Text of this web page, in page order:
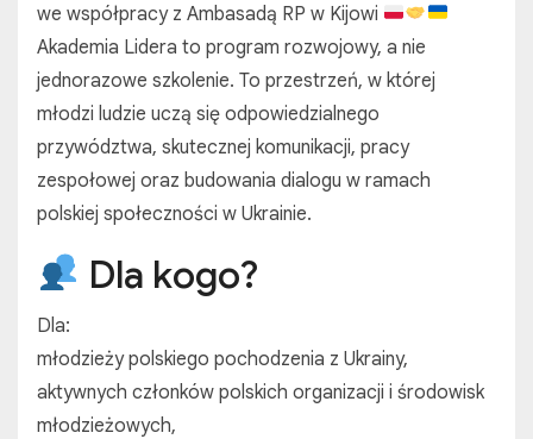
we współpracy z Ambasadą RP w Kijowi
Akademia Lidera to program rozwojowy, a nie
jednorazowe szkolenie. To przestrzeń, w której
młodzi ludzie uczą się odpowiedzialnego
przywództwa, skutecznej komunikacji, pracy
zespołowej oraz budowania dialogu w ramach
polskiej społeczności w Ukrainie.
Dla kogo?
Dla:
młodzieży polskiego pochodzenia z Ukrainy,
aktywnych członków polskich organizacji i środowisk
młodzieżowych,